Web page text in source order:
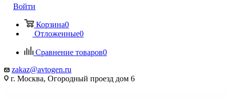
Войти
Корзина0
Отложенные0
Сравнение товаров0
zakaz@avtogen.ru
г. Москва, Огородный проезд дом 6